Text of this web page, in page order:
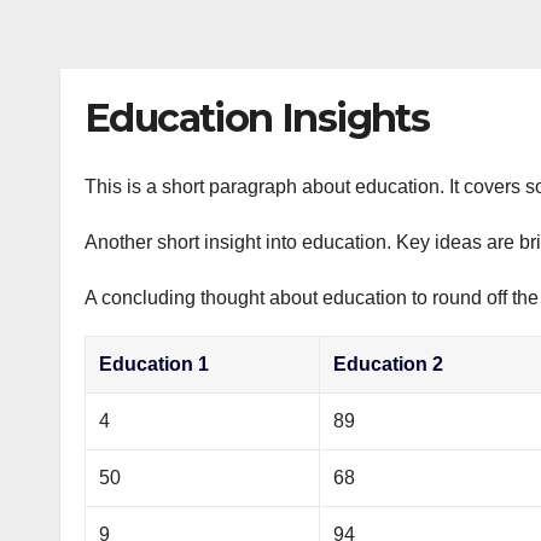
Education Insights
This is a short paragraph about education. It covers
Another short insight into education. Key ideas are
A concluding thought about education to round off
Education 1 Education 2
4 89
50 68
9 94